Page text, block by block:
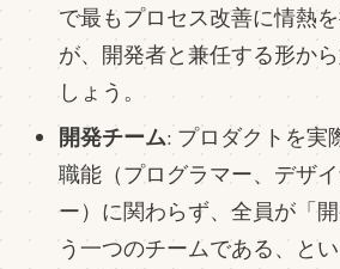
で最もプロセス改善に情熱
が、開発者と兼任する形か
しょう。
開発チーム: プロダクトを実
職能（プログラマー、デザ
ー）に関わらず、全員が「
う一つのチームである、と